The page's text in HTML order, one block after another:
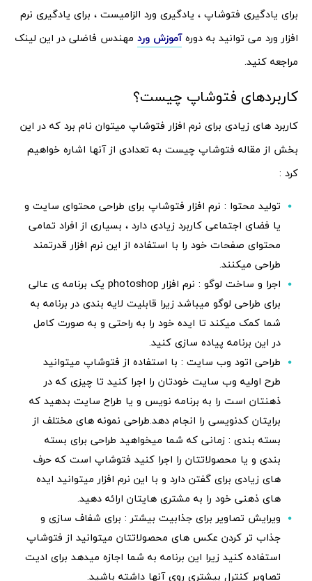
برای یادگیری فتوشاپ ، یادگیری ورد الزامیست ، برای یادگیری نرم
افزار ورد می توانید به دورهآموزش ورد مهندس فاضلی در این لینک
مراجعه کنید.
کاربردهای فتوشاپ چیست؟
کاربرد های زیادی برای نرم افزار فتوشاپ میتوان نام برد که در این
بخش از مقاله فتوشاپ چیست به تعدادی از آنها اشاره خواهیم
کرد :
تولید محتوا : نرم افزار فتوشاپ برای طراحی محتوای سایت و
یا فضای اجتماعی کاربرد زیادی دارد ، بسیاری از افراد تمامی
محتوای صفحات خود را با استفاده از این نرم افزار قدرتمند
طراحی میکنند.
اجرا و ساخت لوگو : نرم افزار photoshop یک برنامه ی عالی
برای طراحی لوگو میباشد زیرا قابلیت لایه بندی در برنامه به
شما کمک میکند تا ایده خود را به راحتی و به صورت کامل
در این برنامه پیاده سازی کنید.
طراحی اتود وب سایت : با استفاده از فتوشاپ میتوانید
طرح اولیه وب سایت خودتان را اجرا کنید تا چیزی که در
ذهنتان است را به برنامه نویس و یا طراح سایت بدهید که
برایتان کدنویسی را انجام دهد.طراحی نمونه های مختلف از
بسته بندی : زمانی که شما میخواهید طراحی برای بسته
بندی و یا محصولاتتان را اجرا کنید فتوشاپ است که حرف
های زیادی برای گفتن دارد و با این نرم افزار میتوانید ایده
های ذهنی خود را به مشتری هایتان ارائه دهید.
ویرایش تصاویر برای جذابیت بیشتر : برای شفاف سازی و
جذاب تر کردن عکس های محصولاتتان میتوانید از فتوشاپ
استفاده کنید زیرا این برنامه به شما اجازه میدهد برای ادیت
تصاویر کنترل بیشتری روی آنها داشته باشید.